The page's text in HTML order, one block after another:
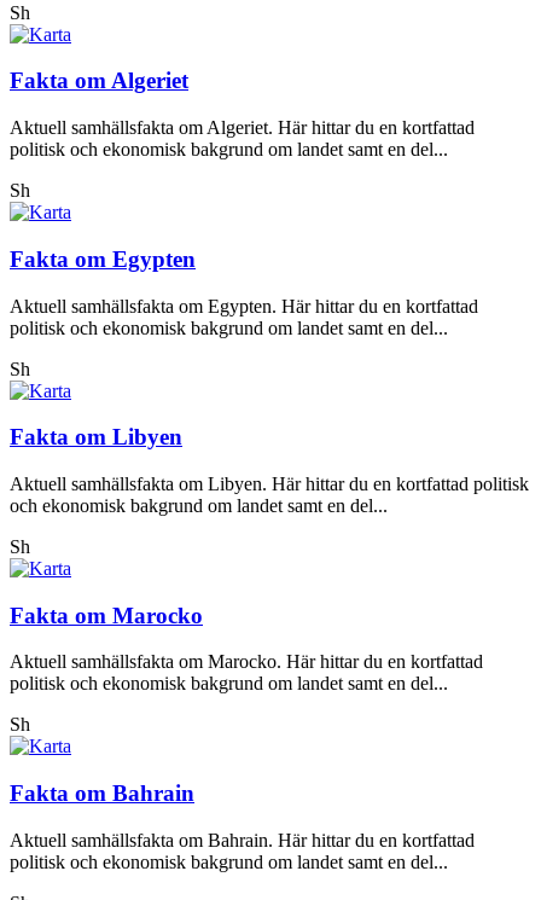
Sh
Fakta om Algeriet
Aktuell samhällsfakta om Algeriet. Här hittar du en kortfattad
politisk och ekonomisk bakgrund om landet samt en del...
Sh
Fakta om Egypten
Aktuell samhällsfakta om Egypten. Här hittar du en kortfattad
politisk och ekonomisk bakgrund om landet samt en del...
Sh
Fakta om Libyen
Aktuell samhällsfakta om Libyen. Här hittar du en kortfattad politisk
och ekonomisk bakgrund om landet samt en del...
Sh
Fakta om Marocko
Aktuell samhällsfakta om Marocko. Här hittar du en kortfattad
politisk och ekonomisk bakgrund om landet samt en del...
Sh
Fakta om Bahrain
Aktuell samhällsfakta om Bahrain. Här hittar du en kortfattad
politisk och ekonomisk bakgrund om landet samt en del...